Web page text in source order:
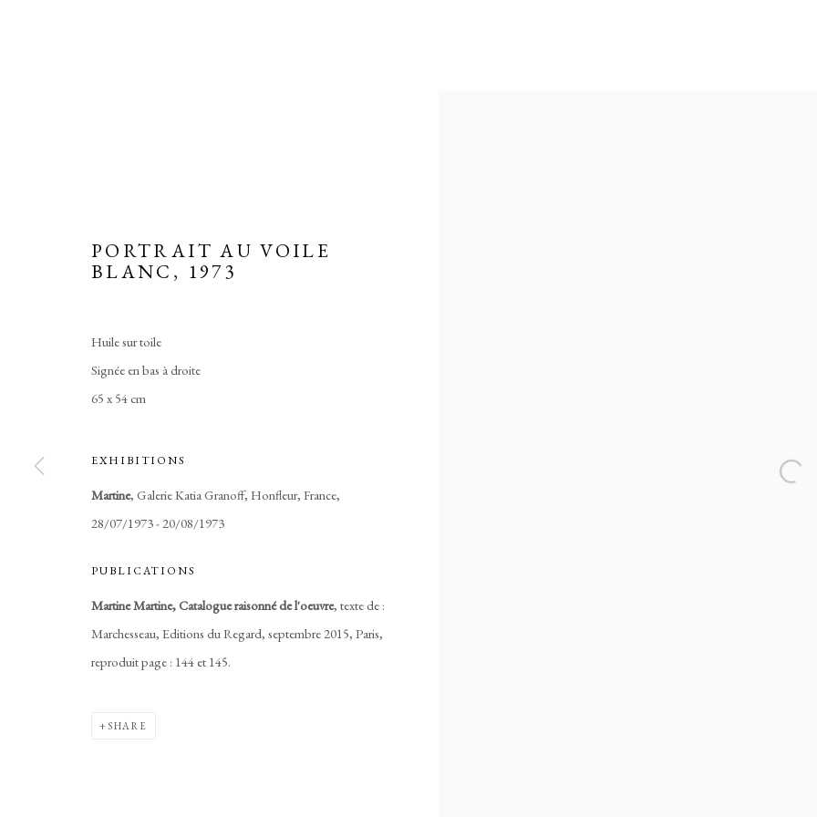
COPYRIGHT © 2026 MARTINE MARTINE
PORTRAIT AU VOILE
BLANC , 1973
Huile sur toile
Signée en bas à droite
65 x 54 cm
EXHIBITIONS
Martine, Galerie Katia Granoff, Honfleur, France,
28/07/1973 - 20/08/1973
PUBLICATIONS
Martine Martine, Catalogue raisonné de l'oeuvre, texte de :
Marchesseau, Editions du Regard, septembre 2015, Paris,
reproduit page : 144 et 145.
SHARE